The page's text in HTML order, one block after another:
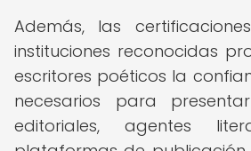
Además, las
instituciones reconocidas
escritores poéticos la
necesarios para
editoriales, agentes